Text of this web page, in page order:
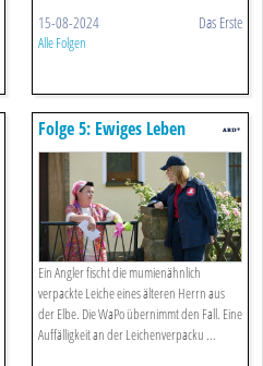
15-08-2024 Das Erste
Alle Folgen
Folge 5: Ewiges Leben
(s01/e05)
Ein Angler fischt die mumienähnlich
verpackte Leiche eines älteren Herrn aus
der Elbe. Die WaPo übernimmt den Fall. Eine
Auffälligkeit an der Leichenverpacku ...